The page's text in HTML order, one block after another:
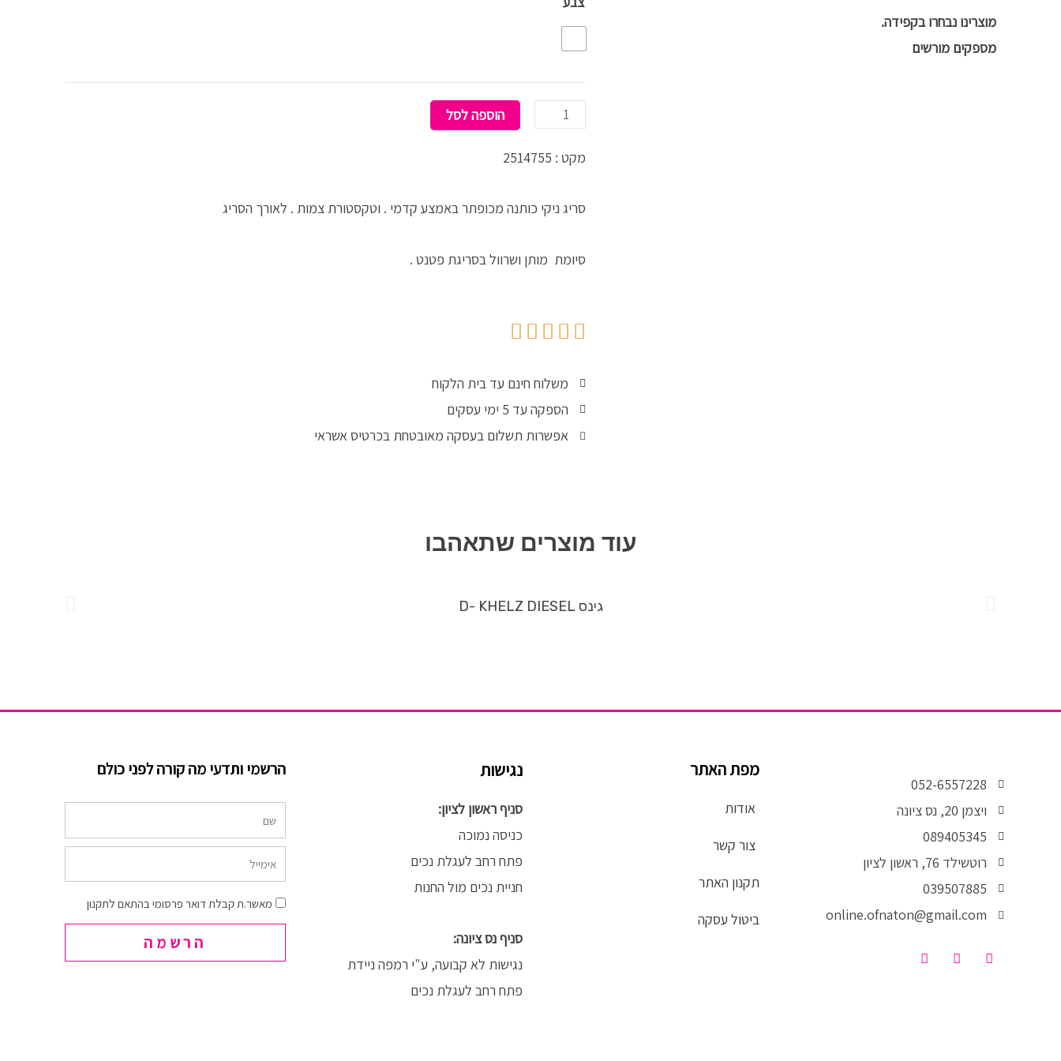
מוצרינו נבחרו בקפידה.
מספקים מורשים
POLO
הוספה לסל
מקט : 2514755
סריג ניקי כותנה מכופתר באמצע קדמי . וטקסטורת צמות . לאורך הסריג
סיומת מותן ושרוול בסריגת פטנט .
משלוח חינם עד בית הלקוח
הספקה עד 5 ימי עסקים
אפשרות תשלום בעסקה מאובטחת בכרטיס אשראי
עוד מוצרים שתאהבו
גינס D- KHELZ DIESEL
052-6557228
ויצמן 20, נס ציונה
089405345
רוטשילד 76, ראשון לציון
039507885
online.ofnaton@gmail.com
F
a
I
n
T
i
מפת האתר
אודות
צור קשר
תקנון האתר
ביטול עסקה
נגישות
סניף ראשון לציון:
כניסה נמוכה
פתח רחב לעגלת נכים
חניית נכים מול החנות
סניף נס ציונה:
נגישות לא קבועה, ע"י רמפה ניידת
פתח רחב לעגלת נכים
הרשמי ותדעי מה קורה לפני כולם
שם
אימייל
הסכמה
מאשר.ת קבלת דואר פרסומי בהתאם לתקנון
הרשמה